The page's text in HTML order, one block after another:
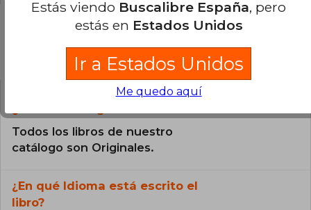
Preguntas frecuentes sobre el libro
Todos los libros de nuestro
catálogo son Originales.
¿En qué Idioma está escrito el
libro?
Estás viendo Buscalibre España, pero
estás en Estados Unidos
Ir a Estados Unidos
Me quedo aquí